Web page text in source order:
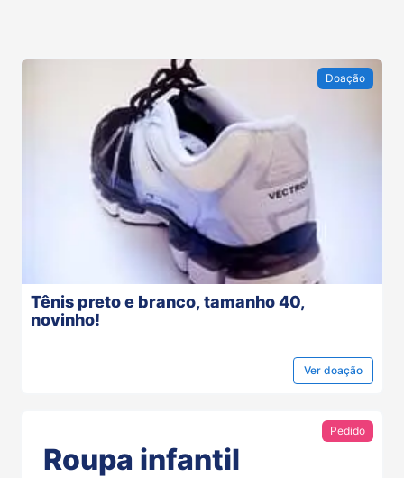
Doação
Tênis preto e branco, tamanho 40,
novinho!
Ver doação
Pedido
Roupa infantil